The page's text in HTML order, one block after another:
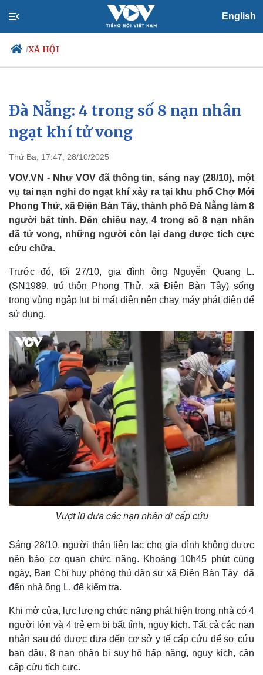
English
/XÃ HỘI
Chính trị
Tổ chức nhân sự
Nhận diện sự thật
Xã hội
Việc làm
Biển đảo
Đà Nẵng: 4 trong số 8 nạn nhân
ngạt khí tử vong
Thứ Ba, 17:47, 28/10/2025
VOV.VN - Như VOV đã thông tin, sáng nay (28/10), một
vụ tai nạn nghi do ngạt khí xảy ra tại khu phố Chợ Mới
Phong Thử, xã Điện Bàn Tây, thành phố Đà Nẵng làm 8
người bất tỉnh. Đến chiều nay, 4 trong số 8 nạn nhân
đã tử vong, những người còn lại đang được tích cực
cứu chữa.
Trước đó, tối 27/10, gia đình ông Nguyễn Quang L.
(SN1989, trú thôn Phong Thử, xã Điện Bàn Tây) sống
trong vùng ngập lụt bị mất điện nên chạy máy phát điện để
sử dụng.
Vượt lũ đưa các nạn nhân đi cấp cứu
Sáng 28/10, người thân liên lạc cho gia đình không được
nên báo cơ quan chức năng. Khoảng 10h45 phút cùng
ngày, Ban Chỉ huy phòng thủ dân sự xã Điện Bàn Tây đã
đến nhà ông L. để kiểm tra.
Khi mở cửa, lực lượng chức năng phát hiện trong nhà có 4
người lớn và 4 trẻ em bị bất tỉnh, nguy kịch. Tất cả các nạn
nhân sau đó được đưa đến cơ sở y tế cấp cứu để sơ cứu
ban đầu. 8 nạn nhân bị suy hô hấp nặng, nguy kịch, cần
cấp cứu tích cực.